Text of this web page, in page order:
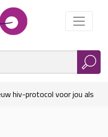
hiv-protocol voor jou als